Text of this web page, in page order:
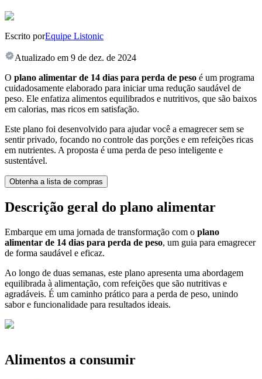
Escrito porEquipe Listonic
Atualizado em 9 de dez. de 2024
O plano alimentar de 14 dias para perda de peso é um programa
cuidadosamente elaborado para iniciar uma redução saudável de
peso. Ele enfatiza alimentos equilibrados e nutritivos, que são baixos
em calorias, mas ricos em satisfação.
Este plano foi desenvolvido para ajudar você a emagrecer sem se
sentir privado, focando no controle das porções e em refeições ricas
em nutrientes. A proposta é uma perda de peso inteligente e
sustentável.
Obtenha a lista de compras
Descrição geral do plano alimentar
Embarque em uma jornada de transformação com o plano
alimentar de 14 dias para perda de peso, um guia para emagrecer
de forma saudável e eficaz.
Ao longo de duas semanas, este plano apresenta uma abordagem
equilibrada à alimentação, com refeições que são nutritivas e
agradáveis. É um caminho prático para a perda de peso, unindo
sabor e funcionalidade para resultados ideais.
Alimentos a consumir